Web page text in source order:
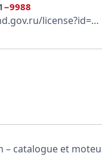
−9988
– catalogue et